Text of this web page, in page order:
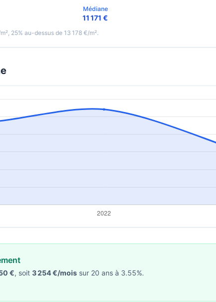
Médiane
11 171 €
25% au-dessus de 13 178 €/m².
€, soit 3 254 €/mois sur 20 ans à 3.55%.